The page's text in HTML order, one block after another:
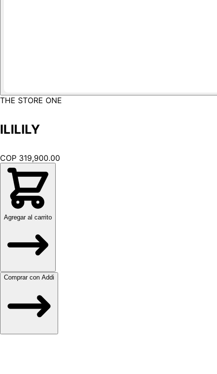
THE STORE ONE
ILILILY
COP 319,900.00
Agregar al carrito
Comprar con Addi